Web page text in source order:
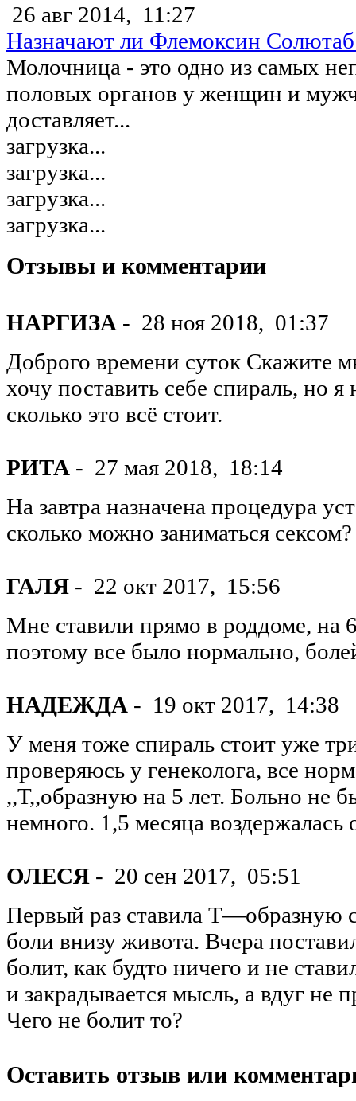
26 авг 2014, 11:27
Назначают ли Флемоксин
Молочница - это одно из самых
половых органов у женщин и
доставляет...
загрузка...
загрузка...
загрузка...
загрузка...
Отзывы и комментарии
НАРГИЗА - 28 ноя 2018, 01:37
Доброго времени суток Скажите
хочу поставить себе спираль, но
сколько это всё стоит.
РИТА - 27 мая 2018, 18:14
На завтра назначена процедура
сколько можно заниматься сексом?
ГАЛЯ - 22 окт 2017, 15:56
Мне ставили прямо в роддоме, на
поэтому все было нормально,
НАДЕЖДА - 19 окт 2017, 14:38
У меня тоже спираль стоит уже
проверяюсь у генеколога, все
,,Т,,образную на 5 лет. Больно не
немного. 1,5 месяца воздержалась
ОЛЕСЯ - 20 сен 2017, 05:51
Первый раз ставила Т—образную
боли внизу живота. Вчера
болит, как будто ничего и не
и закрадывается мысль, а вдуг не
Чего не болит то?
Оставить отзыв или